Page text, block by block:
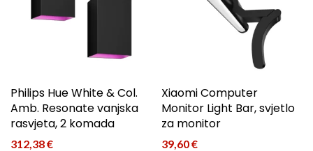
Philips Hue White & Col.
Amb. Resonate vanjska
rasvjeta, 2 komada
312,38€
Xiaomi Computer
Monitor Light Bar, svjetlo
za monitor
39,60€